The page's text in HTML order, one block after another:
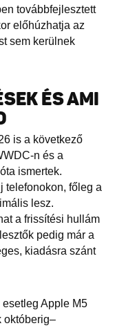
továbbfejlesztett
előhúzhatja az
sem kerülnek
ÉS AMI
is a következő
n és a
ismertek.
telefonokon, főleg a
lesz.
a frissítési hullám
pedig már a
kiadásra szánt
Apple M5
októberig–